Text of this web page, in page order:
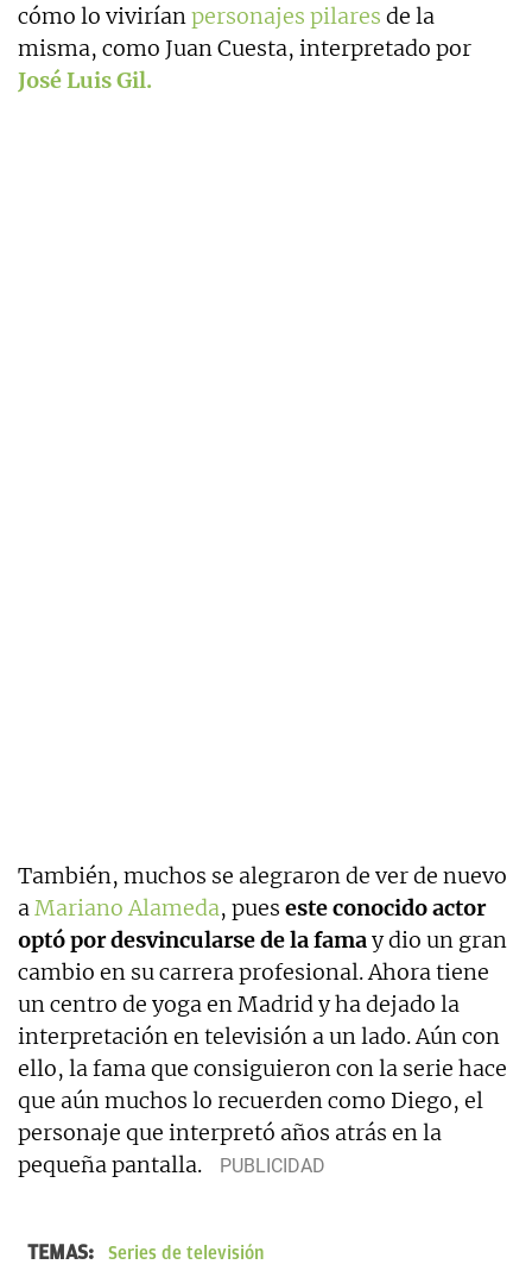
cómo lo vivirían personajes pilares de la
misma, como Juan Cuesta, interpretado por
José Luis Gil.
También, muchos se alegraron de ver de nuevo
a Mariano Alameda, pues este conocido actor
optó por desvincularse de la famay dio un gran
cambio en su carrera profesional. Ahora tiene
un centro de yoga en Madrid y ha dejado la
interpretación en televisión a un lado. Aún con
ello, la fama que consiguieron con la serie hace
que aún muchos lo recuerden como Diego, el
personaje que interpretó años atrás en la
pequeña pantalla.
TEMAS: Series de televisión